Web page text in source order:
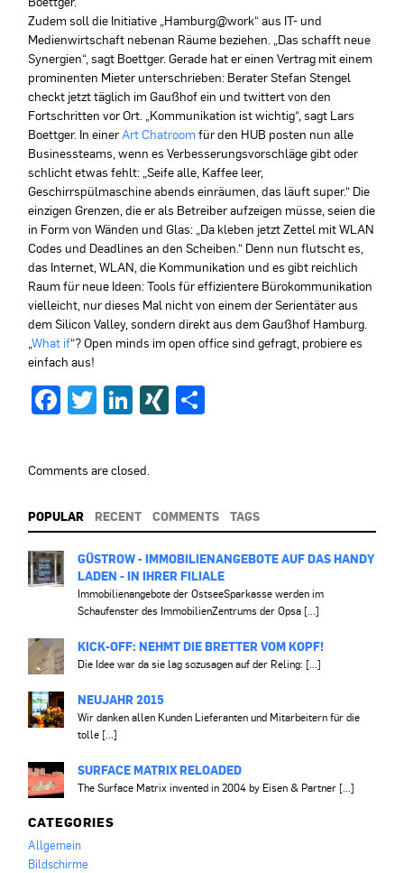
Zudem soll die Initiative „Hamburg@work“ aus IT- und
Medienwirtschaft nebenan Räume beziehen. „Das schafft neue
Synergien“, sagt Boettger. Gerade hat er einen Vertrag mit einem
prominenten Mieter unterschrieben: Berater Stefan Stengel
checkt jetzt täglich im Gaußhof ein und twittert von den
Fortschritten vor Ort. „Kommunikation ist wichtig“, sagt Lars
Boettger. In einerArt Chatroom für den HUB posten nun alle
Businessteams, wenn es Verbesserungsvorschläge gibt oder
schlicht etwas fehlt: „Seife alle, Kaffee leer,
Geschirrspülmaschine abends einräumen, das läuft super.“ Die
einzigen Grenzen, die er als Betreiber aufzeigen müsse, seien die
in Form von Wänden und Glas: „Da kleben jetzt Zettel mit WLAN
Codes und Deadlines an den Scheiben.“ Denn nun flutscht es,
das Internet, WLAN, die Kommunikation und es gibt reichlich
Raum für neue Ideen: Tools für effizientere Bürokommunikation
vielleicht, nur dieses Mal nicht von einem der Serientäter aus
dem Silicon Valley, sondern direkt aus dem Gaußhof Hamburg.
„What if“? Open minds im open office sind gefragt, probiere es
einfach aus!
Facebook
Twitter
LinkedIn
XING
Comments are closed.
POPULAR RECENT COMMENTS TAGS
GÜSTROW - IMMOBILIENANGEBOTE AUF DAS HANDY
LADEN - IN IHRER FILIALE
Immobilienangebote der OstseeSparkasse werden im
Schaufenster des ImmobilienZentrums der Opsa [...]
KICK-OFF: NEHMT DIE BRETTER VOM KOPF!
Die Idee war da sie lag sozusagen auf der Reling: [...]
NEUJAHR 2015
Wir danken allen Kunden Lieferanten und Mitarbeitern für die
tolle [...]
SURFACE MATRIX RELOADED
The Surface Matrix invented in 2004 by Eisen & Partner [...]
CATEGORIES
Allgemein
Bildschirme